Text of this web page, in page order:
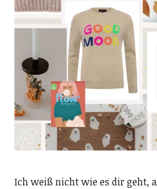
Ich weiß nicht wie es dir geht,